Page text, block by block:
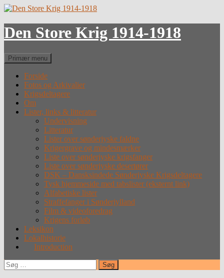
Hop
indhold
Den Store Krig 1914-1918
Søg
Primær menu
Forside
Fotos og Arkivalier
Krigsdeltagere
Om
Lister, links & litteratur
Undervisning
Litteratur
Lister over sønderjyske faldne
Krigergrave og mindesmærker
Liste over sønderjyske krigsfanger
Liste over sønderjyske desertører
DSK – Dansksindede Sønderjyske Krigsdeltagere
Tysk hjemmeside med tabslister (eksternt link)
Alfabetiske lister
Straffefanger i Sønderjylland
Film & videoforedrag
Krigens forløb
Leksikon
Lokalhistorie
Introduction
Søg
efter: